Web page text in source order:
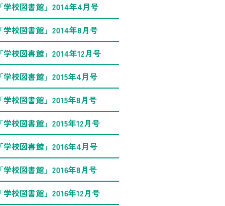
「学校図書館」2014年4月号
「学校図書館」2014年8月号
「学校図書館」2014年12月号
「学校図書館」2015年4月号
「学校図書館」2015年8月号
「学校図書館」2015年12月号
「学校図書館」2016年4月号
「学校図書館」2016年8月号
「学校図書館」2016年12月号